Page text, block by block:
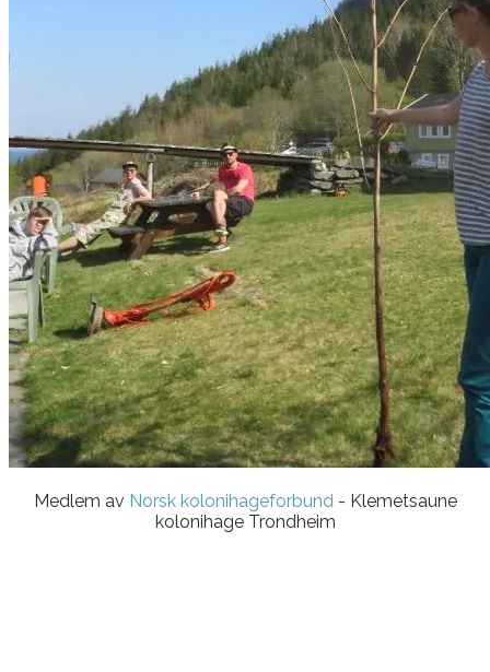
Medlem av Norsk kolonihageforbund - Klemetsaune
kolonihage Trondheim